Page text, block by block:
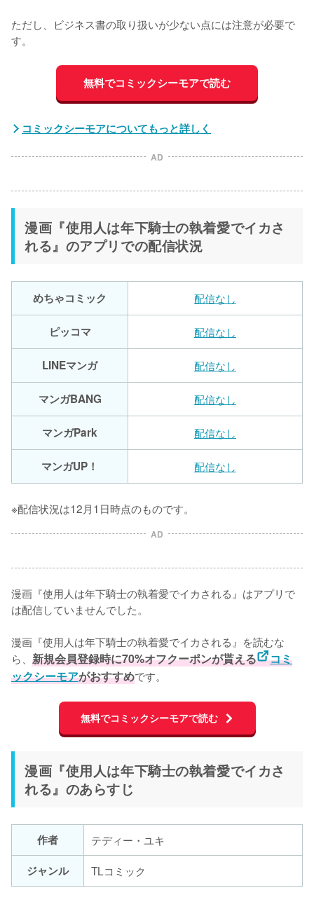
ただし、ビジネス書の取り扱いが少ない点には注意が必要で
す。
無料でコミックシーモアで読む
コミックシーモアについてもっと詳しく
AD
漫画『使用人は年下騎士の執着愛でイカさ
れる』のアプリでの配信状況
めちゃコミック 配信なし
ピッコマ 配信なし
LINEマンガ 配信なし
マンガBANG 配信なし
マンガPark 配信なし
マンガUP！ 配信なし
※配信状況は12月1日時点のものです。
AD
漫画『使用人は年下騎士の執着愛でイカされる』はアプリで
は配信していませんでした。
漫画『使用人は年下騎士の執着愛でイカされる』を読むな
ら、 新規会員登録時に70%オフクーポンが貰える
コミ
ックシーモアがおすすめです。
無料でコミックシーモアで読む
漫画『使用人は年下騎士の執着愛でイカさ
れる』のあらすじ
作者
ジャンル
TLコミック